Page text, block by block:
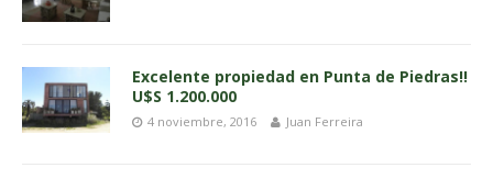
Excelente propiedad en Punta de Piedras!!
U$S 1.200.000
4 noviembre, 2016 Juan Ferreira